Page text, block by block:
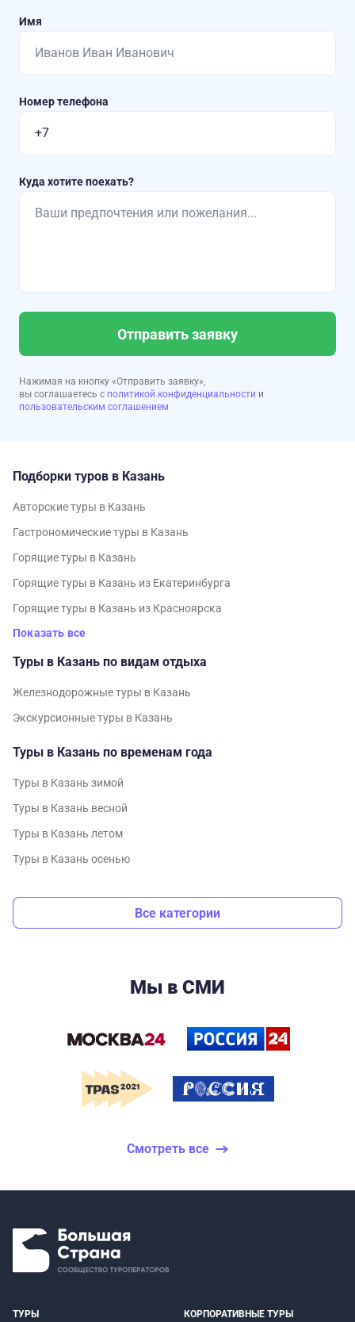
Имя
Номер телефона
Куда хотите поехать?
Отправить заявку
Нажимая на кнопку «Отправить заявку»,
вы соглашаетесь с политикой конфиденциальности и
пользовательским соглашением
Подборки туров в Казань
Авторские туры в Казань
Гастрономические туры в Казань
Горящие туры в Казань
Горящие туры в Казань из Екатеринбурга
Горящие туры в Казань из Красноярска
Показать все
Туры в Казань по видам отдыха
Железнодорожные туры в Казань
Экскурсионные туры в Казань
Туры в Казань по временам года
Туры в Казань зимой
Туры в Казань весной
Туры в Казань летом
Туры в Казань осенью
Все категории
Мы в СМИ
Смотреть все
ТУРЫ КОРПОРАТИВНЫЕ ТУРЫ